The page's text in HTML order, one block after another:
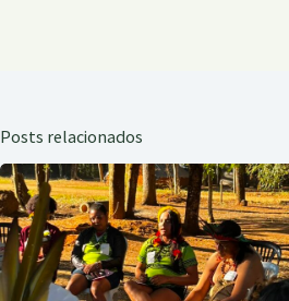
Posts relacionados